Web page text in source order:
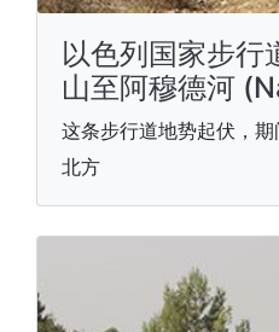
以色列国家步行
山至阿穆德河
这条步行道地势起伏，
北方